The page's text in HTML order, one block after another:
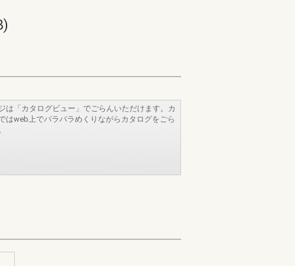
は「カタログビュー」でごらんいただけます。カ
はweb上でパラパラめくりながらカタログをごら